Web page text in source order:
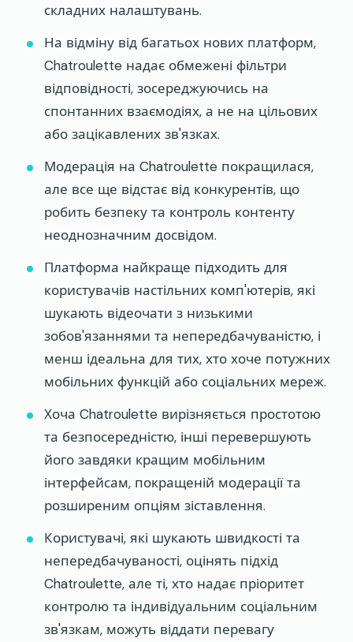
складних налаштувань.
На відміну від багатьох нових платформ,
Chatroulette надає обмежені фільтри
відповідності, зосереджуючись на
спонтанних взаємодіях, а не на цільових
або зацікавлених зв'язках.
Модерація на Chatroulette покращилася,
але все ще відстає від конкурентів, що
робить безпеку та контроль контенту
неоднозначним досвідом.
Платформа найкраще підходить для
користувачів настільних комп'ютерів, які
шукають відеочати з низькими
зобов'язаннями та непередбачуваністю, і
менш ідеальна для тих, хто хоче потужних
мобільних функцій або соціальних мереж.
Хоча Chatroulette вирізняється простотою
та безпосередністю, інші перевершують
його завдяки кращим мобільним
інтерфейсам, покращеній модерації та
розширеним опціям зіставлення.
Користувачі, які шукають швидкості та
непередбачуваності, оцінять підхід
Chatroulette, але ті, хто надає пріоритет
контролю та індивідуальним соціальним
зв'язкам, можуть віддати перевагу